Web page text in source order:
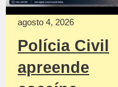
agosto 4, 2026
Polícia Civil
apreende